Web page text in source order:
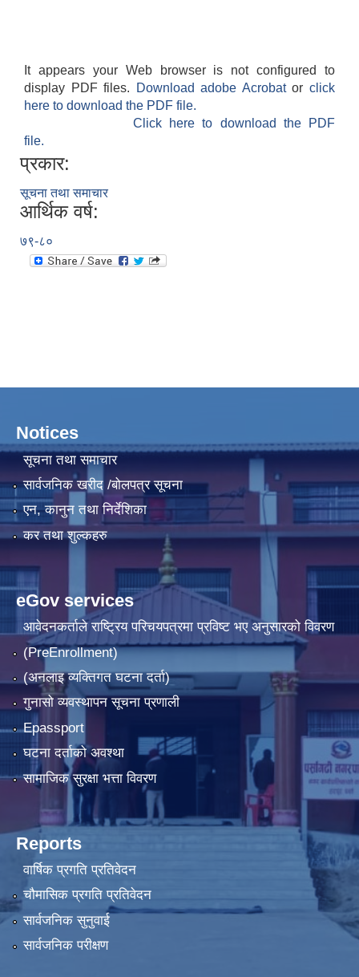
It appears your Web browser is not configured to
display PDF files.
Download adobe Acrobatorclick
here to download the PDF file.
Click here to download the PDF
file.
प्रकार:
सूचना तथा समाचार
आर्थिक वर्ष:
७९-८०
Notices
सूचना तथा समाचार
सार्वजनिक खरीद /बोलपत्र सूचना
एन, कानुन तथा निर्देशिका
कर तथा शुल्कहरु
eGov services
आवेदनकर्ताले राष्‍ट्रिय परिचयपत्रमा प्रविष्ट भए अनुसारको विवरण
(PreEnrollment)
(अनलाइ व्यक्तिगत घटना दर्ता)
गुनासो व्यवस्थापन सूचना प्रणाली
Epassport
घटना दर्ताको अवश्था
सामाजिक सुरक्षा भत्ता विवरण
Reports
वार्षिक प्रगति प्रतिवेदन
चौमासिक प्रगति प्रतिवेदन
सार्वजनिक सुनुवाई
सार्वजनिक परीक्षण